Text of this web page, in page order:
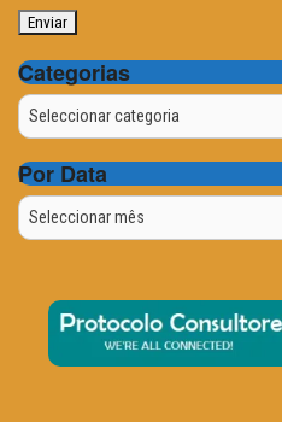
Categorias
Categorias
Por Data
Por
Data